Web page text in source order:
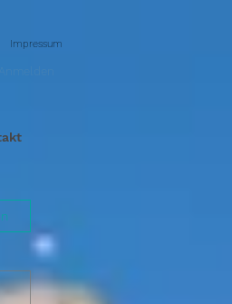
Impressum